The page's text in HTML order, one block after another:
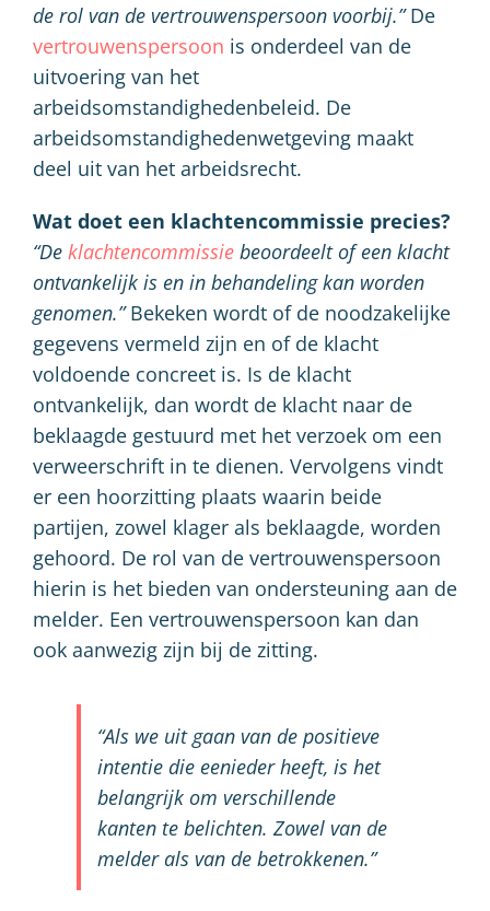
de rol van de vertrouwenspersoon voorbij.”De
vertrouwenspersoon is onderdeel van de
uitvoering van het
arbeidsomstandighedenbeleid. De
arbeidsomstandighedenwetgeving maakt
deel uit van het arbeidsrecht.
Wat doet een klachtencommissie precies?
“De klachtencommissie beoordeelt of een klacht
ontvankelijk is en in behandeling kan worden
genomen.”Bekeken wordt of de noodzakelijke
gegevens vermeld zijn en of de klacht
voldoende concreet is. Is de klacht
ontvankelijk, dan wordt de klacht naar de
beklaagde gestuurd met het verzoek om een
verweerschrift in te dienen. Vervolgens vindt
er een hoorzitting plaats waarin beide
partijen, zowel klager als beklaagde, worden
gehoord. De rol van de vertrouwenspersoon
hierin is het bieden van ondersteuning aan de
melder. Een vertrouwenspersoon kan dan
ook aanwezig zijn bij de zitting.
“Als we uit gaan van de positieve
intentie die eenieder heeft, is het
belangrijk om verschillende
kanten te belichten. Zowel van de
melder als van de betrokkenen.”